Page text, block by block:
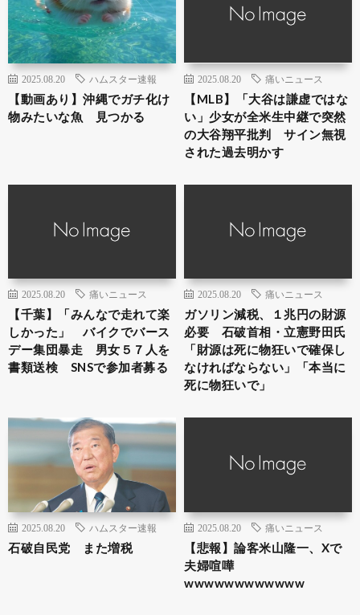
2025.08.20 ハムスター速報
【動画あり】沖縄でガチ化け
物みたいな魚 見つかる
2025.08.20 痛いニュース
【MLB】「大谷は謙虚ではな
い」少女が全米生中継で突然
の大谷翔平批判 サイン無視
された過去明かす
2025.08.20 痛いニュース
【千葉】「みんなで走れて楽
しかった」 バイクでバース
デー集団暴走 男女５７人を
書類送検 SNSで参加者募る
2025.08.20 痛いニュース
ガソリン減税、１兆円の財源
必要 石破首相・立憲野田氏
「財源は死に物狂いで確保し
なければならない」「本当に
死に物狂いで」
2025.08.20 ハムスター速報
石破自民党 また増税
2025.08.20 痛いニュース
【悲報】論客米山隆一、Xで
夫婦喧嘩
wwwwwwwwwwww